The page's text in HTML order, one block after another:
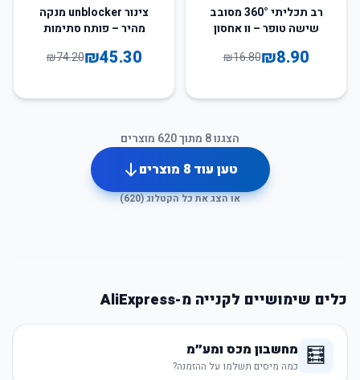
47
רב תכליתי 360° מסובב
שישה טופר – וו אחסון
₪8.90
₪16.80
39
צינור unblocker מנקה
מהיר – פותח סתימות
₪45.30
₪74.20
הצגנו8 מתוך620 מוצרים
טען עוד8 מוצרים
או הצג את כל הקטלוג (620
)
כלים שימושיים לקנייה מ-AliExpress
🧮 מחשבון מכס ומע״מ
כמה מיסים תשלמו על ההזמנה?